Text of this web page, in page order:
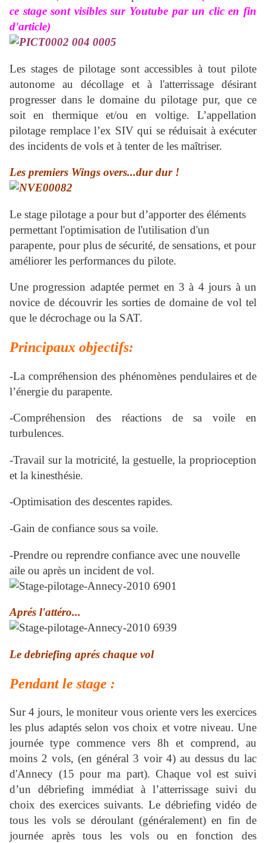
ce stage sont visibles sur Youtube par un clic en fin
d'article)
Les stages de pilotage sont accessibles à tout pilote
autonome au décollage et à l'atterrissage désirant
progresser dans le domaine du pilotage pur, que ce
soit en thermique et/ou en voltige. L’appellation
pilotage remplace l’ex SIV qui se réduisait à exécuter
des incidents de vols et à tenter de les maîtriser.
Les premiers Wings overs...dur dur !
Le stage pilotage a pour but d’apporter des éléments
permettant l'optimisation de l'utilisation d'un
parapente, pour plus de sécurité, de sensations, et pour
améliorer les performances du pilote.
Une progression adaptée permet en 3 à 4 jours à un
novice de découvrir les sorties de domaine de vol tel
que le décrochage ou la SAT.
Principaux objectifs:
-La compréhension des phénomènes pendulaires et de
l’énergie du parapente.
-Compréhension des réactions de sa voile en
turbulences.
-Travail sur la motricité, la gestuelle, la proprioception
et la kinesthésie.
-Optimisation des descentes rapides.
-Gain de confiance sous sa voile.
-Prendre ou reprendre confiance avec une nouvelle
aile ou après un incident de vol.
Aprés l'attéro...
Le debriefing aprés chaque vol
Pendant le stage :
Sur 4 jours, le moniteur vous oriente vers les exercices
les plus adaptés selon vos choix et votre niveau. Une
journée type commence vers 8h et comprend, au
moins 2 vols, (en général 3 voir 4) au dessus du lac
d'Annecy (15 pour ma part). Chaque vol est suivi
d’un débriefing immédiat à l’atterrissage suivi du
choix des exercices suivants. Le débriefing vidéo de
tous les vols se déroulant (généralement) en fin de
journée après tous les vols ou en fonction des